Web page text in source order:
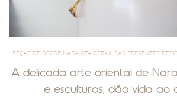
PEÇAS DE DÉCOR NARA OTA CERÂMICAS PRESENTES
A delicada arte oriental de
e esculturas, dão vida ao